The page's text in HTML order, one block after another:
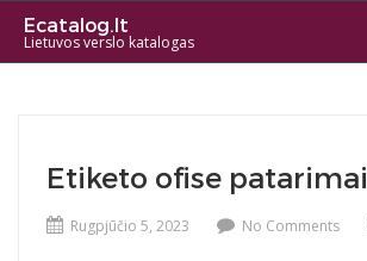
Ecatalog.lt
Lietuvos verslo katalogas
Etiketo ofise patarimai
Rugpjūčio 5, 2023 No Comments